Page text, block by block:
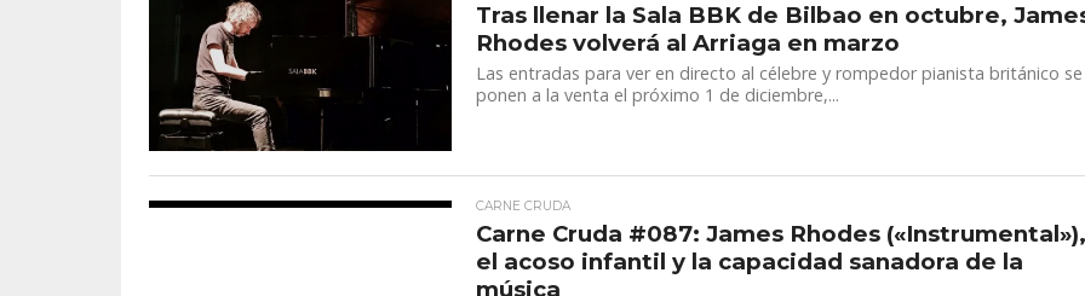
Tras llenar la Sala BBK de Bilbao en octubre,
Rhodes volverá al Arriaga en marzo
Las entradas para ver en directo al célebre y rompedor pianista británico se
ponen a la venta el próximo 1 de diciembre,...
CARNE CRUDA
Carne Cruda #087: James Rhodes
el acoso infantil y la capacidad sanadora de la
música